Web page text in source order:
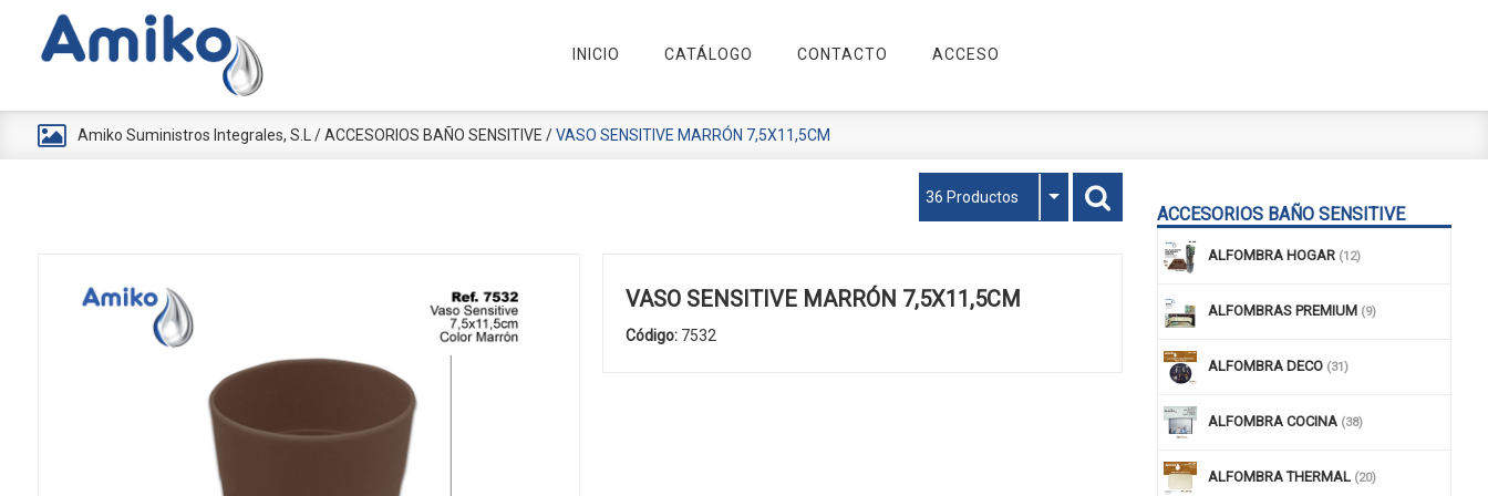
INICIO CATÁLOGO CONTACTO ACCESO
Amiko Suministros Integrales, S.L /ACCESORIOS BAÑO SENSITIVE /VASO SENSITIVE MARRÓN 7,5X11,5CM
ACCESORIOS BAÑO SENSITIVE
ALFOMBRA HOGAR (12)
ALFOMBRAS PREMIUM (9)
ALFOMBRA DECO (31)
ALFOMBRA COCINA (38)
ALFOMBRA THERMAL (20)
36 Productos
VASO SENSITIVE MARRÓN 7,5X11,5CM
Código:7532